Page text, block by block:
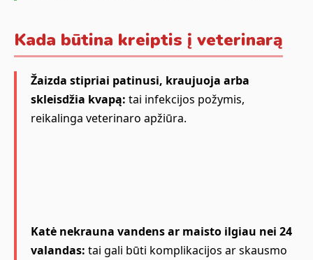
Kada būtina kreiptis į veterinarą
Žaizda stipriai patinusi, kraujuoja arba
skleisdžia kvapą: tai infekcijos požymis,
reikalinga veterinaro apžiūra.
Katė nekrauna vandens ar maisto ilgiau nei 24
valandas: tai gali būti komplikacijos ar skausmo